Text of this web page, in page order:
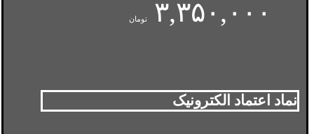
۳,۳۵۰,۰۰۰
تومان
نماد اعتماد الکترونیک